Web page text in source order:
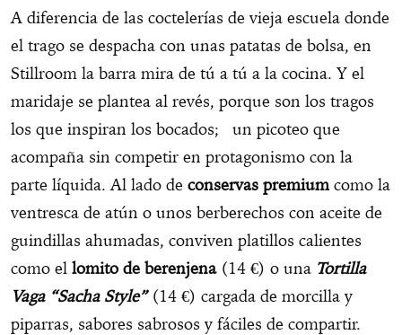
A diferencia de las coctelerías de vieja escuela donde
el trago se despacha con unas patatas de bolsa, en
Stillroom la barra mira de tú a tú a la cocina. Y el
maridaje se plantea al revés, porque son los tragos
los que inspiran los bocados; un picoteo que
acompaña sin competir en protagonismo con la
parte líquida. Al lado de conservas premium como la
ventresca de atún o unos berberechos con aceite de
guindillas ahumadas, conviven platillos calientes
como el lomito de berenjena(14 €) o una Tortilla
Vaga “Sacha Style”(14 €) cargada de morcilla y
piparras, sabores sabrosos y fáciles de compartir.